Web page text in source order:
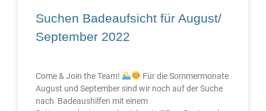
Suchen Badeaufsicht für August/
September 2022
Come & Join the Team!
Für die Sommermonate
August und September sind wir noch auf der Suche
nach Badeaushilfen mit einem